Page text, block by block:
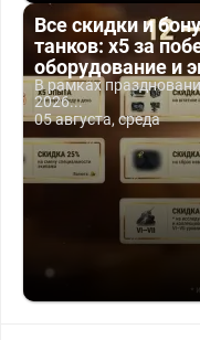
Все скидки и
танков: x5 за
оборудование и
В рамках
2026...
05 августа, среда